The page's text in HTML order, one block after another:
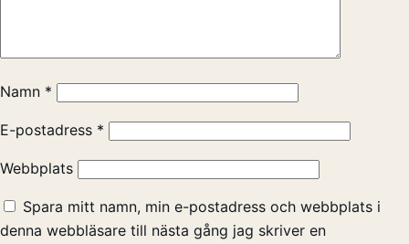
Namn *
E-postadress *
Webbplats
Spara mitt namn, min e-postadress och webbplats i
denna webbläsare till nästa gång jag skriver en